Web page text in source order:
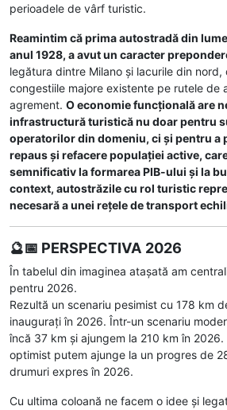
perioadele de vârf turistic.
Reamintim că prima autostradă din
anul 1928, a avut un caracter
legătura dintre Milano și lacurile din nord,
congestiile majore existente pe rutele de
agrement. O economie funcțională are
infrastructură turistică nu doar pentru
operatorilor din domeniu, ci și pentru a
repaus și refacere populației active,
semnificativ la formarea PIB-ului și la
context, autostrăzile cu rol turistic
necesară a unei rețele de transport
🔮📅 PERSPECTIVA 2026
În tabelul din imaginea atașată am
pentru 2026.
Rezultă un scenariu pesimist cu 178 km
inaugurați în 2026. Într-un scenariu
încă 37 km și ajungem la 210 km în
optimist putem ajunge la un progres de
drumuri expres în 2026.
Cu ultima coloană ne facem o idee și